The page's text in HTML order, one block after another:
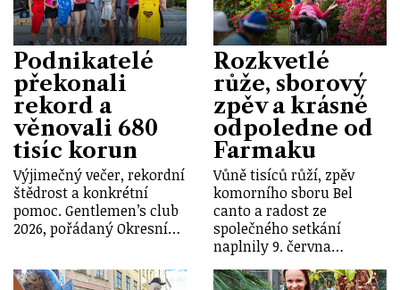
Podnikatelé
překonali
rekord a
věnovali 680
tisíc korun
Výjimečný večer, rekordní
štědrost a konkrétní
pomoc. Gentlemen’s club
2026, pořádaný Okresní…
Rozkvetlé
růže, sborový
zpěv a krásné
odpoledne od
Farmaku
Vůně tisíců růží, zpěv
komorního sboru Bel
canto a radost ze
společného setkání
naplnily 9. června…